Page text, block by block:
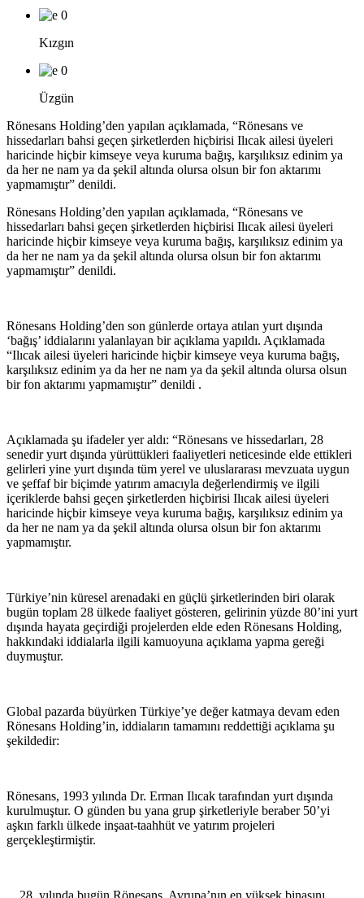
0
Kızgın
0
Üzgün
Rönesans Holding’den yapılan açıklamada, “Rönesans ve
hissedarları bahsi geçen şirketlerden hiçbirisi Ilıcak ailesi üyeleri
haricinde hiçbir kimseye veya kuruma bağış, karşılıksız edinim ya
da her ne nam ya da şekil altında olursa olsun bir fon aktarımı
yapmamıştır” denildi.
Rönesans Holding’den yapılan açıklamada, “Rönesans ve
hissedarları bahsi geçen şirketlerden hiçbirisi Ilıcak ailesi üyeleri
haricinde hiçbir kimseye veya kuruma bağış, karşılıksız edinim ya
da her ne nam ya da şekil altında olursa olsun bir fon aktarımı
yapmamıştır” denildi.
Rönesans Holding’den son günlerde ortaya atılan yurt dışında
‘bağış’ iddialarını yalanlayan bir açıklama yapıldı. Açıklamada
“Ilıcak ailesi üyeleri haricinde hiçbir kimseye veya kuruma bağış,
karşılıksız edinim ya da her ne nam ya da şekil altında olursa olsun
bir fon aktarımı yapmamıştır” denildi .
Açıklamada şu ifadeler yer aldı: “Rönesans ve hissedarları, 28
senedir yurt dışında yürüttükleri faaliyetleri neticesinde elde ettikleri
gelirleri yine yurt dışında tüm yerel ve uluslararası mevzuata uygun
ve şeffaf bir biçimde yatırım amacıyla değerlendirmiş ve ilgili
içeriklerde bahsi geçen şirketlerden hiçbirisi Ilıcak ailesi üyeleri
haricinde hiçbir kimseye veya kuruma bağış, karşılıksız edinim ya
da her ne nam ya da şekil altında olursa olsun bir fon aktarımı
yapmamıştır.
Türkiye’nin küresel arenadaki en güçlü şirketlerinden biri olarak
bugün toplam 28 ülkede faaliyet gösteren, gelirinin yüzde 80’ini yurt
dışında hayata geçirdiği projelerden elde eden Rönesans Holding,
hakkındaki iddialarla ilgili kamuoyuna açıklama yapma gereği
duymuştur.
Global pazarda büyürken Türkiye’ye değer katmaya devam eden
Rönesans Holding’in, iddiaların tamamını reddettiği açıklama şu
şekildedir:
Rönesans, 1993 yılında Dr. Erman Ilıcak tarafından yurt dışında
kurulmuştur. O günden bu yana grup şirketleriyle beraber 50’yi
aşkın farklı ülkede inşaat-taahhüt ve yatırım projeleri
gerçekleştirmiştir.
yılında bugün Rönesans, Avrupa’nın en yüksek binasını,